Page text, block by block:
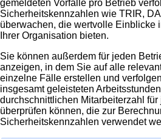
gemeldeten Vorfälle pro Betrieb
Sicherheitskennzahlen wie TRIR,
überwachen, die wertvolle Einblicke
Ihrer Organisation bieten.
Sie können außerdem für jeden
anzeigen, in dem Sie auf alle
einzelne Fälle erstellen und
insgesamt geleisteten
durchschnittlichen Mitarbeiterzahl
überprüfen können, die zur
Sicherheitskennzahlen verwendet